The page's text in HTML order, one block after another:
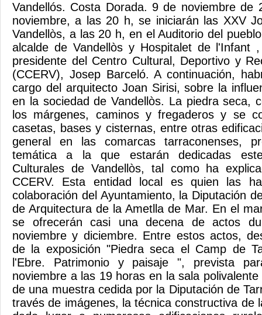
Vandellós. Costa Dorada. 9 de noviembre de
noviembre, a las 20 h, se iniciarán las XXV
Vandellòs, a las 20 h, en el Auditorio del
alcalde de Vandellòs y Hospitalet de l'Infant
presidente del Centro Cultural, Deportivo y
(CCERV), Josep Barceló. A continuación,
cargo del arquitecto Joan Sirisi, sobre la
en la sociedad de Vandellòs. La piedra seca,
los márgenes, caminos y fregaderos y se
casetas, bases y cisternas, entre otras
general en las comarcas tarraconenses,
temática a la que estarán dedicadas
Culturales de Vandellòs, tal como ha
CCERV. Esta entidad local es quien las
colaboración del Ayuntamiento, la Diputación
de Arquitectura de la Ametlla de Mar. En el
se ofrecerán casi una decena de actos
noviembre y diciembre. Entre estos actos,
de la exposición "Piedra seca el Camp de
l'Ebre. Patrimonio y paisaje ", prevista
noviembre a las 19 horas en la sala
de una muestra cedida por la Diputación de
través de imágenes, la técnica constructiva de